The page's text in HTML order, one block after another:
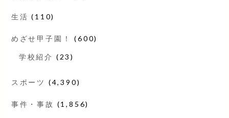
生活 (110)
めざせ甲子園！ (600)
学校紹介 (23)
スポーツ (4,390)
事件・事故 (1,856)